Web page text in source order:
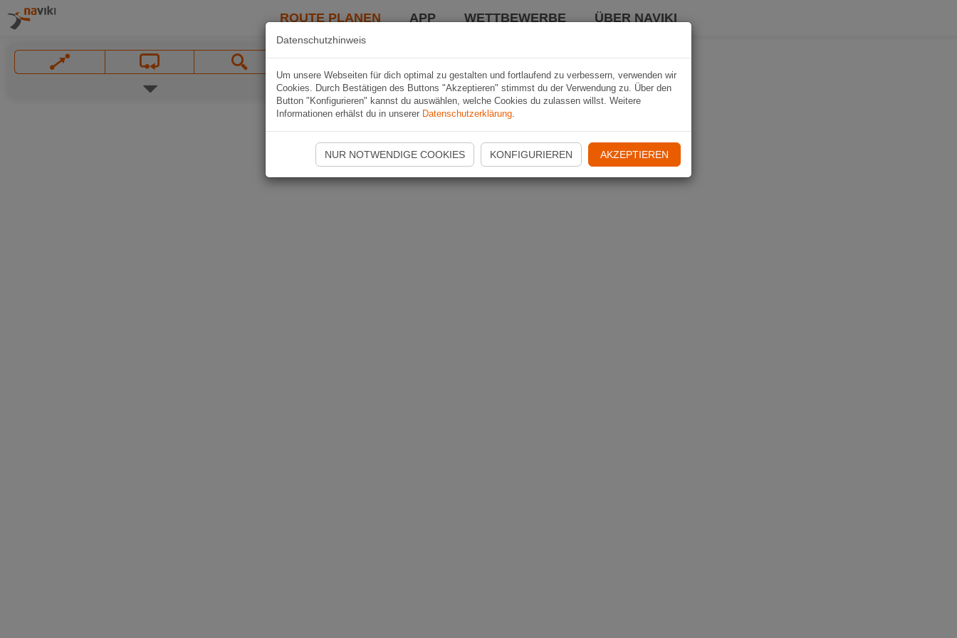
ROUTE PLANEN APP WETTBEWERBE ÜBER NAVIKI
Datenschutzhinweis
Um unsere Webseiten für dich optimal zu gestalten und fortlaufend zu verbessern, verwenden wir
Cookies. Durch Bestätigen des Buttons "Akzeptieren" stimmst du der Verwendung zu. Über den
Button "Konfigurieren" kannst du auswählen, welche Cookies du zulassen willst. Weitere
Informationen erhälst du in unserer Datenschutzerklärung.
NUR NOTWENDIGE COOKIES KONFIGURIEREN AKZEPTIEREN